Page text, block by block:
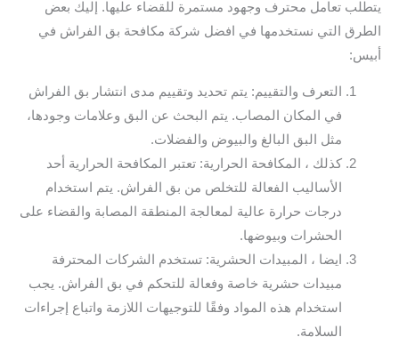
يتطلب تعامل محترف وجهود مستمرة للقضاء عليها. إليك بعض
الطرق التي نستخدمها في افضل شركة مكافحة بق الفراش في
أبيس:
التعرف والتقييم: يتم تحديد وتقييم مدى انتشار بق الفراش
في المكان المصاب. يتم البحث عن البق وعلامات وجودها،
مثل البق البالغ والبيوض والفضلات.
كذلك ، المكافحة الحرارية: تعتبر المكافحة الحرارية أحد
الأساليب الفعالة للتخلص من بق الفراش. يتم استخدام
درجات حرارة عالية لمعالجة المنطقة المصابة والقضاء على
الحشرات وبيوضها.
ايضا ، المبيدات الحشرية: تستخدم الشركات المحترفة
مبيدات حشرية خاصة وفعالة للتحكم في بق الفراش. يجب
استخدام هذه المواد وفقًا للتوجيهات اللازمة واتباع إجراءات
السلامة.